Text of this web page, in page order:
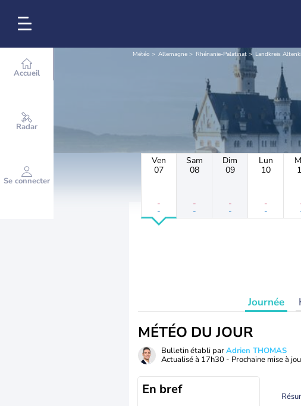
Accueil
Radar
Se connecter
Météo Allemagne Rhénanie-Palatinat Landkreis
Ven
07
-
-
Sam
08
-
-
Dim
09
-
-
Lun
10
-
-
Journée
MÉTÉO DU JOUR
Bulletin établi parAdrien THOMAS
Actualisé à 17h30 - Prochaine mise à
En bref